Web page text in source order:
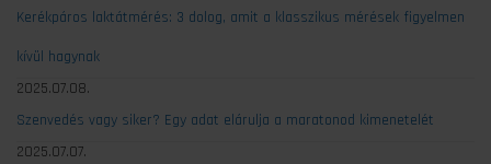
Kerékpáros laktátmérés: 3 dolog, amit a klasszikus mérések figyelmen
kívül hagynak
2025.07.08.
Szenvedés vagy siker? Egy adat elárulja a maratonod kimenetelét
2025.07.07.